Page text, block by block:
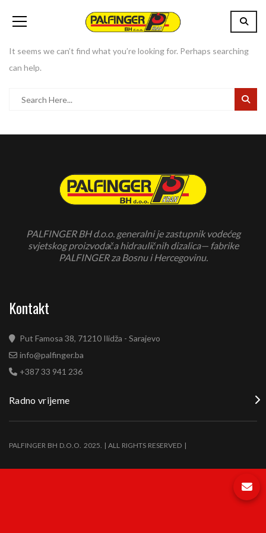
It seems we can’t find what you’re looking for. Perhaps searching
can help.
PALFINGER BH d.o.o. generalni je zastupnik vodećeg
svjetskog proizvodača hidrauličnih dizalica— fabrike
PALFINGER za Bosnu i Hercegovinu.
Kontakt
Put Famosa 38, 71210 Ilidža - Sarajevo
info@palfinger.ba
+387 33 941 236
Radno vrijeme
PALFINGER BH D.O.O. 2025. | ALL RIGHTS RESERVED |